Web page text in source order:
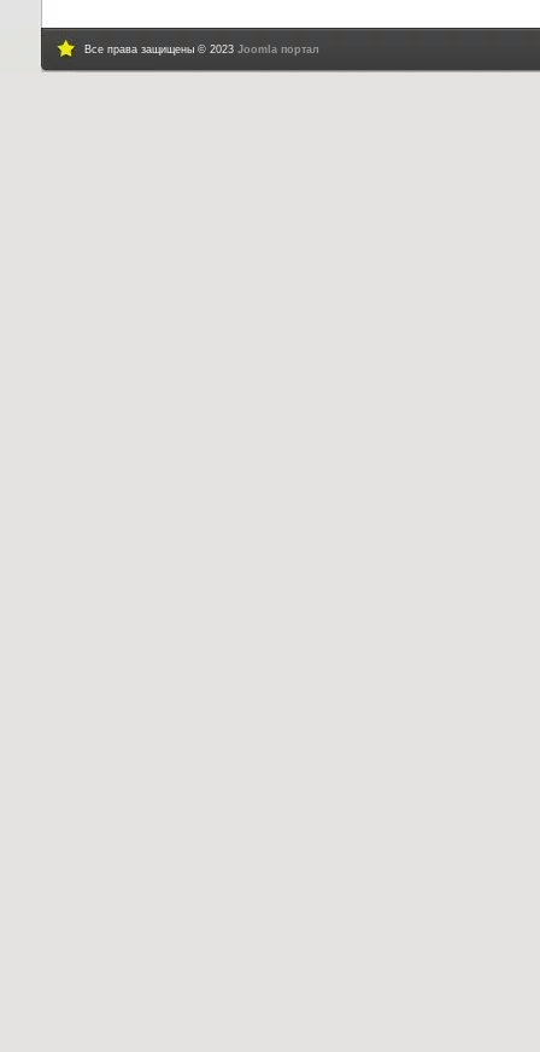
Все права защищены © 2023 Joomla портал